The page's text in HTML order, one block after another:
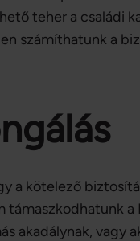
teher a családi
számíthatunk a
a kötelező
akadálynak, vagy